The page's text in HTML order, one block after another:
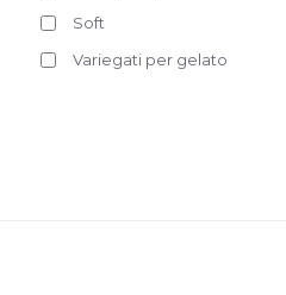
Soft
Variegati per gelato